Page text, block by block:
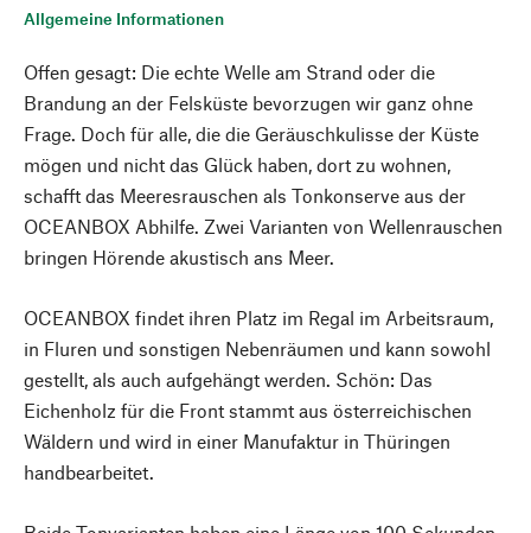
Allgemeine Informationen
Offen gesagt: Die echte Welle am Strand oder die
Brandung an der Felsküste bevorzugen wir ganz ohne
Frage. Doch für alle, die die Geräuschkulisse der Küste
mögen und nicht das Glück haben, dort zu wohnen,
schafft das Meeresrauschen als Tonkonserve aus der
OCEANBOX Abhilfe. Zwei Varianten von Wellenrauschen
bringen Hörende akustisch ans Meer.
OCEANBOX findet ihren Platz im Regal im Arbeitsraum,
in Fluren und sonstigen Nebenräumen und kann sowohl
gestellt, als auch aufgehängt werden. Schön: Das
Eichenholz für die Front stammt aus österreichischen
Wäldern und wird in einer Manufaktur in Thüringen
handbearbeitet.